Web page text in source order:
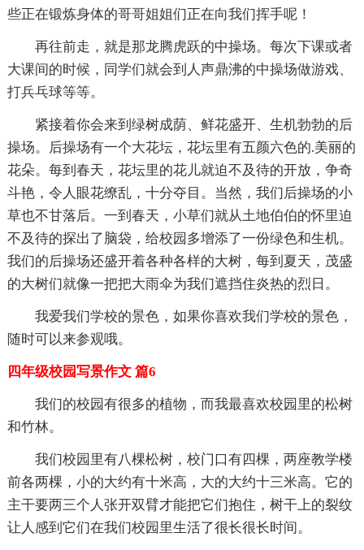
些正在锻炼身体的哥哥姐姐们正在向我们挥手呢！
再往前走，就是那龙腾虎跃的中操场。每次下课或者
大课间的时候，同学们就会到人声鼎沸的中操场做游戏、
打兵乓球等等。
紧接着你会来到绿树成荫、鲜花盛开、生机勃勃的后
操场。后操场有一个大花坛，花坛里有五颜六色的.美丽的
花朵。每到春天，花坛里的花儿就迫不及待的开放，争奇
斗艳，令人眼花缭乱，十分夺目。当然，我们后操场的小
草也不甘落后。一到春天，小草们就从土地伯伯的怀里迫
不及待的探出了脑袋，给校园多增添了一份绿色和生机。
我们的后操场还盛开着各种各样的大树，每到夏天，茂盛
的大树们就像一把把大雨伞为我们遮挡住炎热的烈日。
我爱我们学校的景色，如果你喜欢我们学校的景色，
随时可以来参观哦。
四年级校园写景作文 篇6
我们的校园有很多的植物，而我最喜欢校园里的松树
和竹林。
我们校园里有八棵松树，校门口有四棵，两座教学楼
前各两棵，小的大约有十米高，大的大约十三米高。它的
主干要两三个人张开双臂才能把它们抱住，树干上的裂纹
让人感到它们在我们校园里生活了很长很长时间。